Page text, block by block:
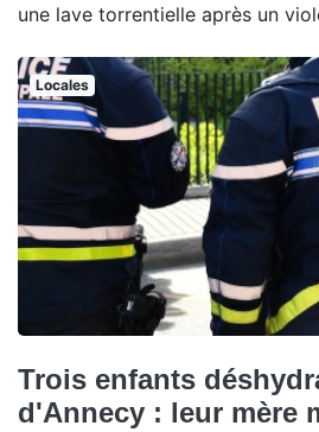
une lave torrentielle après un
Locales
Trois enfants
d'Annecy : leur mère